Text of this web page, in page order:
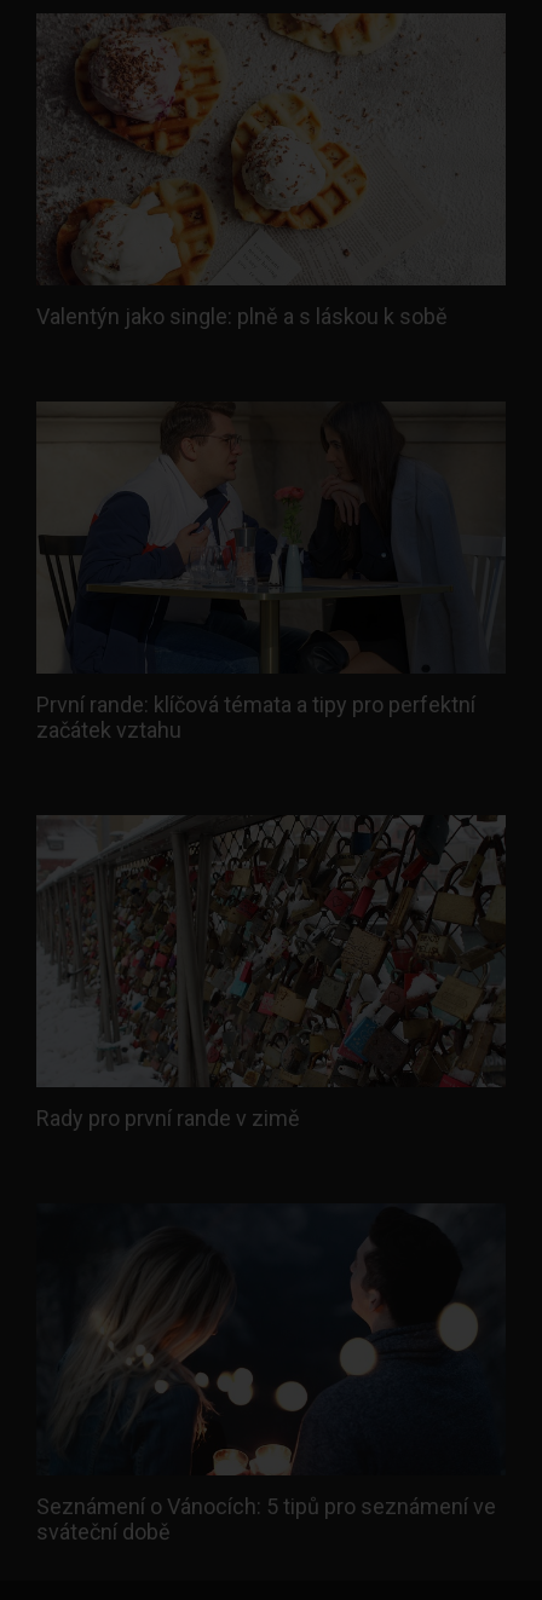
Valentýn jako single: plně a s láskou k sobě
První rande: klíčová témata a tipy pro perfektní
začátek vztahu
Rady pro první rande v zimě
Seznámení o Vánocích: 5 tipů pro seznámení ve
sváteční době